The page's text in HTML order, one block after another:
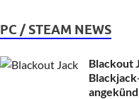
PC / STEAM NEWS
Blackout